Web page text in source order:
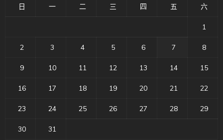
日 一 二 三 四 五 六
1
2 3 4 5 6 7 8
9 10 11 12 13 14 15
16 17 18 19 20 21 22
23 24 25 26 27 28 29
30 31